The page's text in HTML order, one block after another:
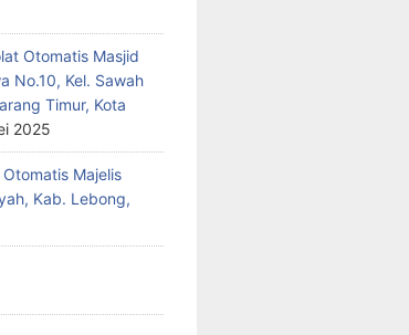
Otomatis Masjid
No.10, Kel. Sawah
Timur, Kota
2025
Majelis
Kab. Lebong,